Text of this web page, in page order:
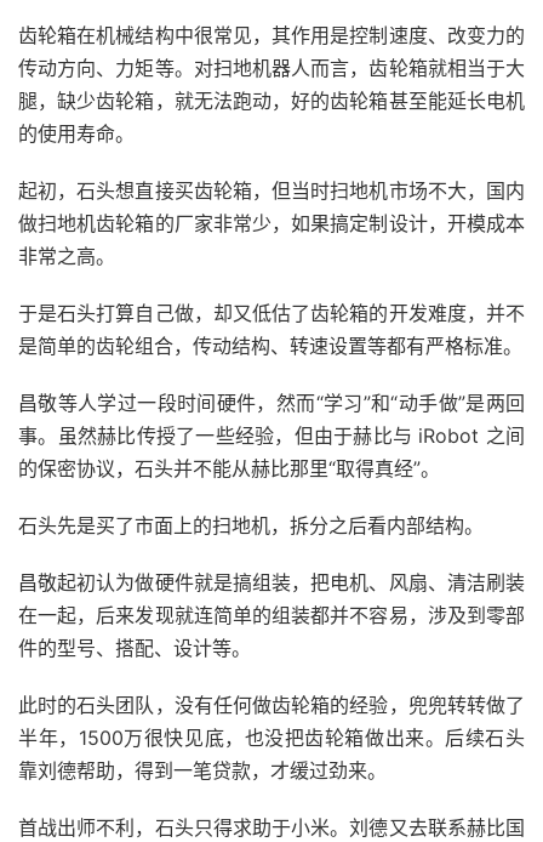
齿轮箱在机械结构中很常见，其作用是控制速度、改变力的
传动方向、力矩等。对扫地机器人而言，齿轮箱就相当于大
腿，缺少齿轮箱，就无法跑动，好的齿轮箱甚至能延长电机
的使用寿命。
起初，石头想直接买齿轮箱，但当时扫地机市场不大，国内
做扫地机齿轮箱的厂家非常少，如果搞定制设计，开模成本
非常之高。
于是石头打算自己做，却又低估了齿轮箱的开发难度，并不
是简单的齿轮组合，传动结构、转速设置等都有严格标准。
昌敬等人学过一段时间硬件，然而“学习”和“动手做”是两回
事。虽然赫比传授了一些经验，但由于赫比与 iRobot 之间
的保密协议，石头并不能从赫比那里“取得真经”。
石头先是买了市面上的扫地机，拆分之后看内部结构。
昌敬起初认为做硬件就是搞组装，把电机、风扇、清洁刷装
在一起，后来发现就连简单的组装都并不容易，涉及到零部
件的型号、搭配、设计等。
此时的石头团队，没有任何做齿轮箱的经验，兜兜转转做了
半年，1500万很快见底，也没把齿轮箱做出来。后续石头
靠刘德帮助，得到一笔贷款，才缓过劲来。
首战出师不利，石头只得求助于小米。刘德又去联系赫比国